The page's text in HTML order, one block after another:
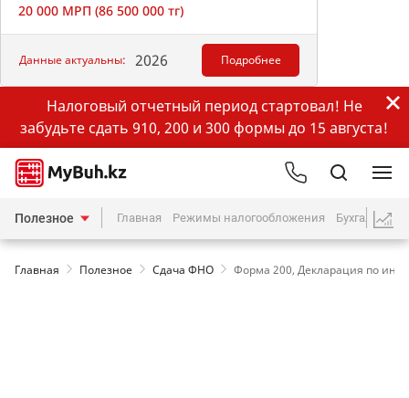
20 000 МРП (86 500 000 тг)
Данные актуальны: 2026 Подробнее
Налоговый отчетный период стартовал! Не
забудьте сдать 910, 200 и 300 формы до 15 августа!
Полезное Главная Режимы налогообложения Бухгалтерия
Главная Полезное Сдача ФНО Форма 200, Декларация по